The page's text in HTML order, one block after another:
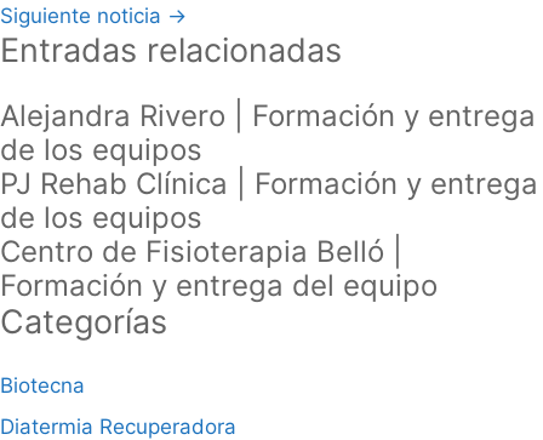
navigation
Siguiente noticia →
Entradas relacionadas
Alejandra Rivero | Formación y entrega
de los equipos
PJ Rehab Clínica | Formación y entrega
de los equipos
Centro de Fisioterapia Belló |
Formación y entrega del equipo
Categorías
Biotecna
Diatermia Recuperadora